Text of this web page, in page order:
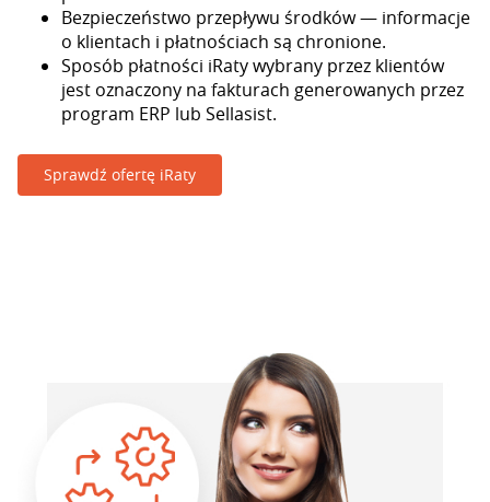
Bezpieczeństwo przepływu środków — informacje
o klientach i płatnościach są chronione.
Sposób płatności iRaty wybrany przez klientów
jest oznaczony na fakturach generowanych przez
program ERP lub Sellasist.
Sprawdź ofertę iRaty